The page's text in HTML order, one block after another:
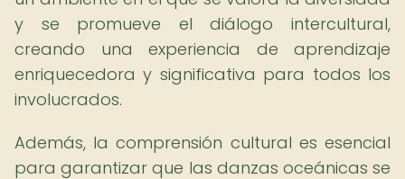
y se promueve el diálogo intercultural,
creando una experiencia de aprendizaje
enriquecedora y significativa para todos los
involucrados.
Además, la comprensión cultural es esencial
para garantizar que las danzas oceánicas se